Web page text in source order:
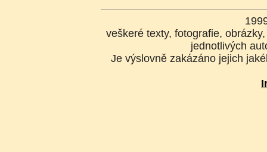
veškeré texty, fotografie,
jednotlivých
Je výslovně zakázáno jejich